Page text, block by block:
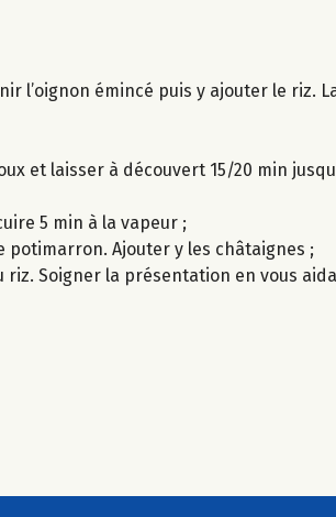
l’oignon émincé puis y ajouter le riz.
et laisser à découvert 15/20 min
5 min à la vapeur ;
potimarron. Ajouter y les châtaignes ;
Soigner la présentation en vous